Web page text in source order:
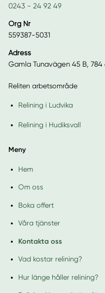
0243 - 24 92 49
Org Nr
559387-5031
Adress
Gamla Tunavägen 45 B, 784
Reliten arbetsområde
Relining i Ludvika
Relining i Hudiksvall
Meny
Hem
Om oss
Boka offert
Våra tjänster
Kontakta oss
Vad kostar relining?
Hur länge håller relining?